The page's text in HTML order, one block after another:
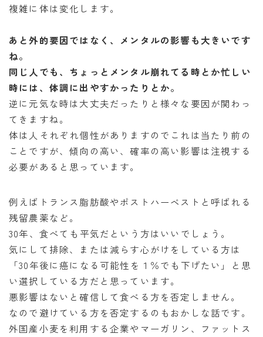
複雑に体は変化します。
あと外的要因ではなく、メンタルの影響も大きいです
ね。
同じ人でも、ちょっとメンタル崩れてる時とか忙しい
時には、体調に出やすかったりとか。
逆に元気な時は大丈夫だったりと様々な要因が関わっ
てきますね。
体は人それぞれ個性がありますのでこれは当たり前の
ことですが、傾向の高い、確率の高い影響は注視する
必要があると思っています。
例えばトランス脂肪酸やポストハーベストと呼ばれる
残留農薬など。
30年、食べても平気だという方はいいでしょう。
気にして排除、または減らす心がけをしている方は
「30年後に癌になる可能性を１％でも下げたい」と思
い選択している方だと思っています。
悪影響はないと確信して食べる方を否定しません。
なので避けている方を否定するのもおかしな話です。
外国産小麦を利用する企業やマーガリン、ファットス